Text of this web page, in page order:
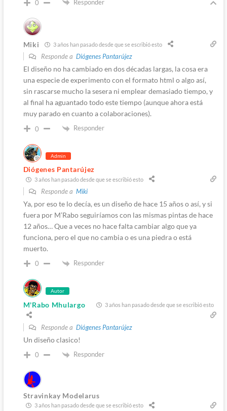
0 Responder
Miki 3 años han pasado desde que se escribió esto
Responde a Diógenes Pantarújez
El diseño no ha cambiado en dos décadas largas, la cosa era
una especie de experimento con el formato html o algo así,
sin rascarse mucho la sesera ni emplear demasiado tiempo, y
al final ha aguantado todo este tiempo (aunque ahora está
muy parado en cuanto a colaboraciones).
0 Responder
Admin
Diógenes Pantarújez
3 años han pasado desde que se escribió esto
Responde a Miki
Ya, por eso te lo decía, es un diseño de hace 15 años o así, y si
fuera por M’Rabo seguiríamos con las mismas pintas de hace
12 años… Que a veces no hace falta cambiar algo que ya
funciona, pero el que no cambia o es una piedra o está
muerto.
0 Responder
Autor
M'Rabo Mhulargo 3 años han pasado desde que se escribió esto
Responde a Diógenes Pantarújez
Un diseño clasico!
0 Responder
Stravinkay Modelarus
3 años han pasado desde que se escribió esto